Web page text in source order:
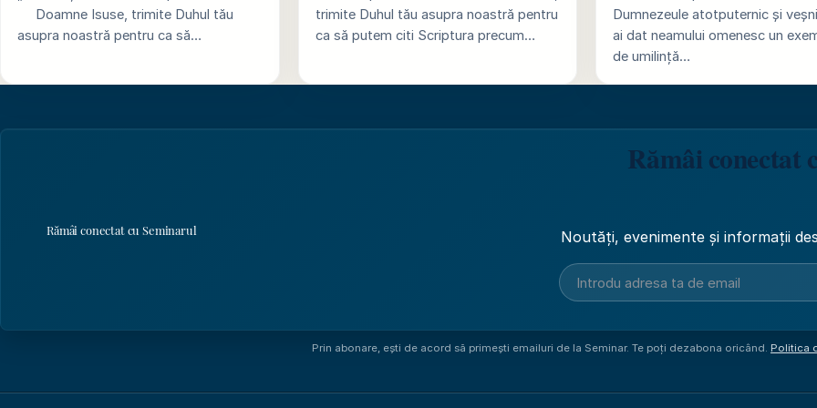
Doamne Isuse, trimite Duhul tău
asupra noastră pentru ca să…
trimite Duhul tău asupra noastră pentru
ca să putem citi Scriptura precum…
Dumnezeule atotputernic și
ai dat neamului omenesc un
de umilință…
Rămâi conectat cu Seminarul
Rămâi conectat
Noutăți, evenimente și informații
Prin abonare, ești de acord să primești emailuri de la Seminar. Te poți dezabona oricând. Politica